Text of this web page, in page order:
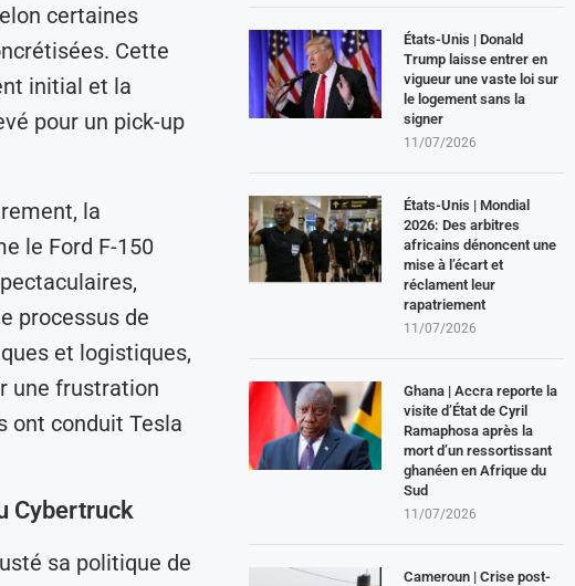
certaines
Cette
initial et la
pour un pick-up
la
le Ford F-150
processus de
et logistiques,
une frustration
ont conduit Tesla
Cybertruck
sa politique de
États-Unis | Donald
Trump laisse entrer en
vigueur une vaste loi sur
le logement sans la
signer
11/07/2026
États-Unis | Mondial
2026: Des arbitres
africains dénoncent une
mise à l’écart et
réclament leur
rapatriement
11/07/2026
Ghana | Accra reporte la
visite d’État de Cyril
Ramaphosa après la
mort d’un ressortissant
ghanéen en Afrique du
Sud
11/07/2026
Cameroun | Crise post-